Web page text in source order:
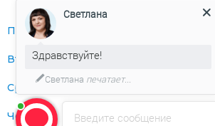
Понедельник:
Вторник:
Среда:
Четверг: Введите сообщение
Светлана
Здравствуйте!
Светлана печатает...